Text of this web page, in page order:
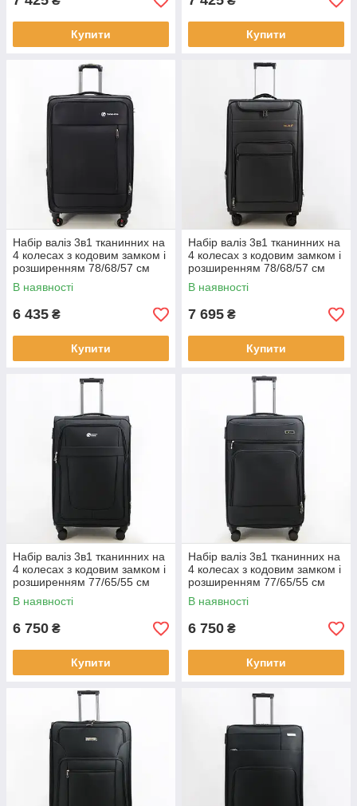
Купити Купити
Набір валіз 3в1 тканинних на
4 колесах з кодовим замком і
розширенням 78/68/57 см
м'який корпус Cans
В наявності
6 435 ₴
Купити
Набір валіз 3в1 тканинних на
4 колесах з кодовим замком і
розширенням 78/68/57 см
м'який корпус Cans
В наявності
7 695 ₴
Купити
Набір валіз 3в1 тканинних на
4 колесах з кодовим замком і
розширенням 77/65/55 см
м'який корпус Cans
В наявності
6 750 ₴
Купити
Набір валіз 3в1 тканинних на
4 колесах з кодовим замком і
розширенням 77/65/55 см
м'який корпус Cans
В наявності
6 750 ₴
Купити